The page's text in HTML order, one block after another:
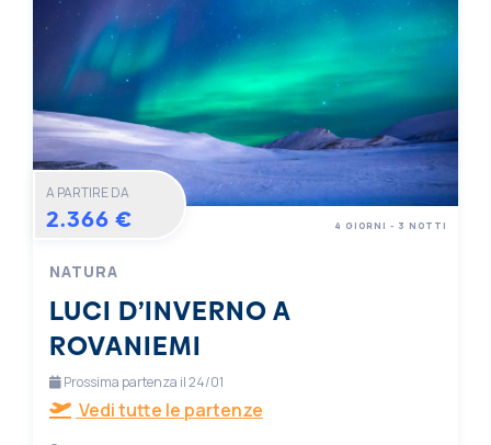
A PARTIRE DA
2.366 €
NATURA
LUCI D’INVERNO A
ROVANIEMI
4 GIORNI - 3 NOTTI
Prossima partenza il 24/01
Vedi tutte le partenze